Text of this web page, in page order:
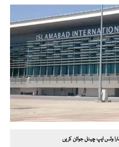
وٹس ایپ چینل جوائن کریں